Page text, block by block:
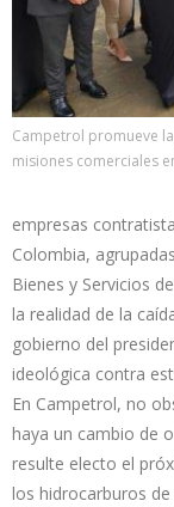
Campetrol promueve
misiones comerciales
empresas
Colombia,
Bienes y Servicios
la realidad de la
gobierno del
ideológica contra
En Campetrol, no
haya un cambio de
resulte electo el
los hidrocarburos